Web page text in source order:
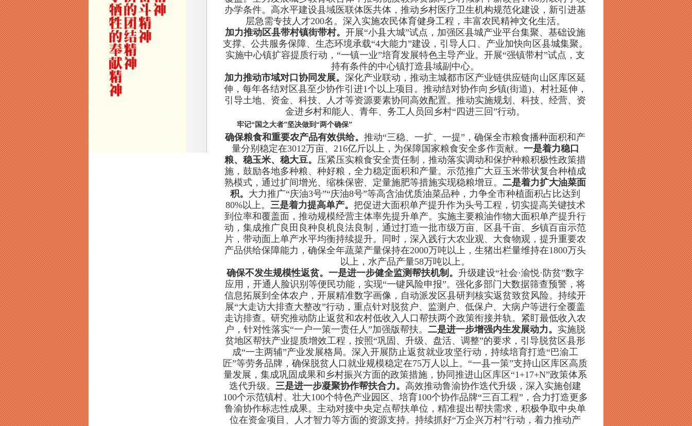
办学条件。高水平建设县域医联体医共体，推动乡村医疗卫生机构规范化建设，新引进基
层急需专技人才200名。深入实施农民体育健身工程，丰富农民精神文化生活。
加力推动区县带村镇街带村。 开展“小县大城”试点，加强区县城产业平台集聚、基础设施
支撑、公共服务保障、生态环境承载“4大能力”建设，引导人口、产业加快向区县城集聚。
实施中心镇扩容提质行动，“一镇一业”培育发展特色主导产业。开展“强镇带村”试点，支
持有条件的中心镇打造县域副中心。
加力推动市域对口协同发展。 深化产业联动，推动主城都市区产业链供应链向山区库区延
伸，每年各结对区县至少协作引进1个以上项目。推动结对协作向乡镇(街道)、村社延伸，
引导土地、资金、科技、人才等资源要素协同高效配置。推动实施规划、科技、经营、资
金进乡村和能人、青年、务工人员回乡村“四进三回”行动。
牢记“国之大者”坚决做到“两个确保”
确保粮食和重要农产品有效供给。 推动“三稳、一扩、一提”，确保全市粮食播种面积和产
量分别稳定在3012万亩、216亿斤以上，为保障国家粮食安全多作贡献。 一是着力稳口
粮、稳玉米、稳大豆。 压紧压实粮食安全责任制，推动落实调动和保护种粮积极性政策措
施，鼓励各地多种粮、种好粮，全力稳定面积和产量。示范推广大豆玉米带状复合种植成
熟模式，通过扩间增光、缩株保密、定量施肥等措施实现稳粮增豆。 二是着力扩大油菜面
积。 大力推广“庆油3号”“庆油8号”等高含油优质油菜品种，力争全市种植面积占比达到
80%以上。 三是着力提高单产。 把促进大面积单产提升作为头号工程，切实提高关键技术
到位率和覆盖面，推动规模经营主体率先提升单产。实施主要粮油作物大面积单产提升行
动，集成推广良田良种良机良法良制，通过打造一批市级万亩、区县千亩、乡镇百亩示范
片，带动面上单产水平均衡持续提升。同时，深入践行大农业观、大食物观，提升重要农
产品供给保障能力，确保全年蔬菜产量保持在2000万吨以上，生猪出栏量维持在1800万头
以上，水产品产量58万吨以上。
确保不发生规模性返贫。 一是进一步健全监测帮扶机制。 升级建设“社会·渝悦·防贫”数字
应用，开通人脸识别等便民功能，实现“一键风险申报”。强化多部门大数据筛查预警，将
信息拓展到全体农户，开展精准数字画像，自动派发区县研判核实返贫致贫风险。持续开
展“大走访大排查大整改”行动，重点针对脱贫户、监测户、低保户、大病户等进行全覆盖
走访排查。研究推动防止返贫和农村低收入人口帮扶两个政策衔接并轨。紧盯最低收入农
户，针对性落实“一户一策一责任人”加强版帮扶。 二是进一步增强内生发展动力。 实施脱
贫地区帮扶产业提质增效工程，按照“巩固、升级、盘活、调整”的要求，引导脱贫区县形
成“一主两辅”产业发展格局。深入开展防止返贫就业攻坚行动，持续培育打造“巴渝工
匠”等劳务品牌，确保脱贫人口就业规模稳定在75万人以上。“一县一策”支持山区库区高质
量发展，集成巩固成果和乡村振兴方面的政策措施，协同推进山区库区“1+17+N”政策体系
迭代升级。 三是进一步凝聚协作帮扶合力。 高效推动鲁渝协作迭代升级，深入实施创建
100个示范镇村、壮大100个特色产业园区、培育100个协作品牌“三百工程”，合力打造更多
鲁渝协作标志性成果。主动对接中央定点帮扶单位，精准提出帮扶需求，积极争取中央单
位在资金项目、人才智力等方面的资源支持。持续抓好“万企兴万村”行动，着力推动产